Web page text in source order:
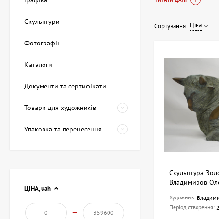
Ексклюзивна
Кожен витвір —
унікальність.
У колекції
різноманіття
Інвестиції в
Сортування: Ціна
Скульптура
Владимиров
Художник:
Період створення:
Скульптури
Фотографії
Каталоги
Документи та сертифікати
Товари для художників
Упаковка та перенесення
ЦІНА,uah
—